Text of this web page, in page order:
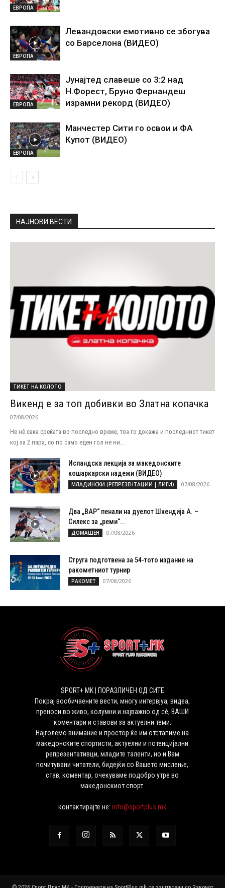
ЕВРОПА
ЕВРОПА
Левандовски емотивно се збогува
со Барселона (ВИДЕО)
ЕВРОПА
Јунајтед славеше со 3:2 над
Н.Форест, Бруно Фернандеш
израмни рекорд (ВИДЕО)
ЕВРОПА
Манчестер Сити го освои и ФА
Купот (ВИДЕО)
НАЈНОВИ ВЕСТИ
ТИКЕТ НА КОЛОТО
Викенд е за топ добивки во Златна копачка
07/08/2026
Не нѐ сака среќата во последно време, тоа го докажа и последниот тикет
кој за 2 пара, со по само еден гол не ни...
Исландска лекција за македонските
кошаркарски надежи (ВИДЕО)
МЛАДИНСКИ (РЕПРЕЗЕНТАЦИИ | ЛИГИ) 07/08/2026
Два „ВАР“ пенали на дуелот Шкендија А. –
Силекс за „реми“...
ДОМАШЕН 07/08/2026
Струга подготвена за 54-тото издание на
ракометниот турнир
РАКОМЕТ 07/08/2026
SPORT+ MK | ПОРАЗЛИЧЕН ОД СИТЕ
Покрај вообичаените вести, многу интервјуа, видеа,
преноси во живо, колумни и најважно од сѐ, ВАШИ
коментари и ставови за актуелни теми.
Најголемо внимание и простор ќе им отстапиме на
македонските спортисти, актуелни и потенцијални
репрезентативци, младите таленти, но и Вам
почитувани читатели, бидејќи со Вашето мислење,
став, коментар, очекуваме подобро утре во
македонскиот спорт.
контактирајте не:info@sportplus.mk